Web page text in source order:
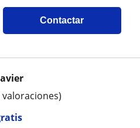
Contactar
valoraciones)